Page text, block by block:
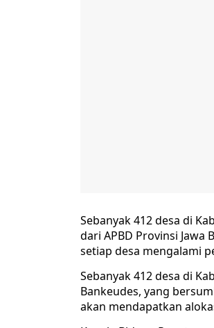
Sebanyak 412 desa di
dari APBD Provinsi
setiap desa mengalami
Sebanyak 412 desa di
Bankeudes, yang
akan mendapatkan